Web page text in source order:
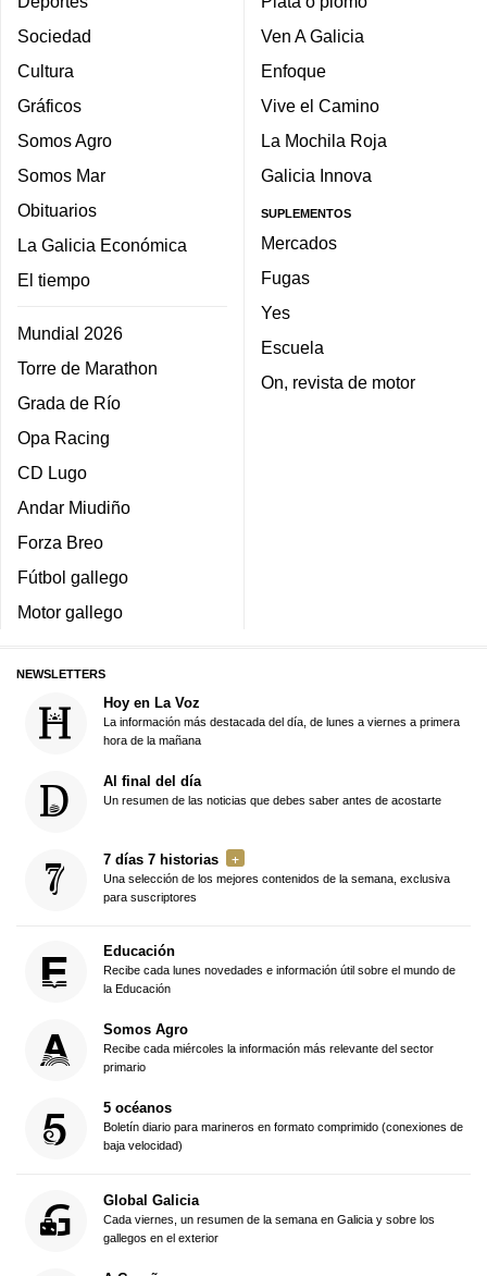
Sociedad
Cultura
Gráficos
Somos Agro
Somos Mar
Obituarios
La Galicia Económica
El tiempo
Mundial 2026
Torre de Marathon
Grada de Río
Opa Racing
CD Lugo
Andar Miudiño
Forza Breo
Fútbol gallego
Motor gallego
Ven A Galicia
Enfoque
Vive el Camino
La Mochila Roja
Galicia Innova
SUPLEMENTOS
Mercados
Fugas
Yes
Escuela
On, revista de motor
NEWSLETTERS
Hoy en La Voz
La información más destacada del día, de lunes a viernes a primera
hora de la mañana
Al final del día
Un resumen de las noticias que debes saber antes de acostarte
7 días 7 historias
Una selección de los mejores contenidos de la semana, exclusiva
para suscriptores
Educación
Recibe cada lunes novedades e información útil sobre el mundo de
la Educación
Somos Agro
Recibe cada miércoles la información más relevante del sector
primario
5 océanos
Boletín diario para marineros en formato comprimido (conexiones de
baja velocidad)
Global Galicia
Cada viernes, un resumen de la semana en Galicia y sobre los
gallegos en el exterior